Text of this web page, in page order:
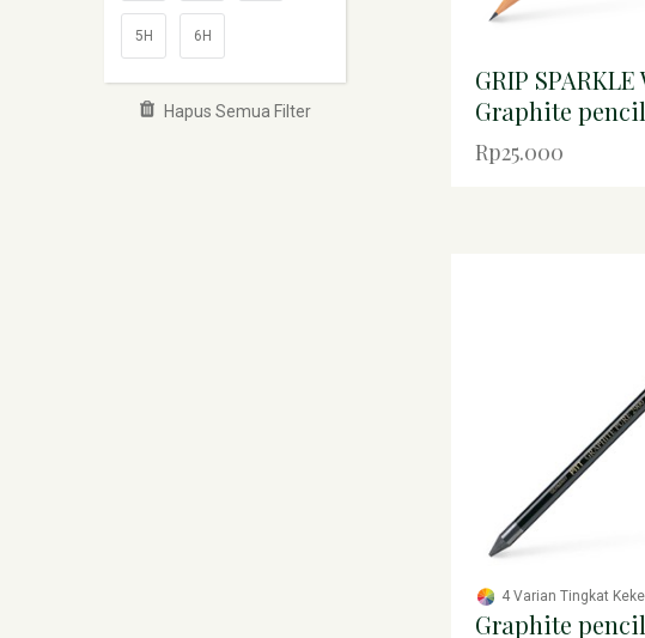
5H 6H
Hapus Semua Filter
GRIP
Graphite pencil
Rp25.000
4 Varian Tingkat
Graphite